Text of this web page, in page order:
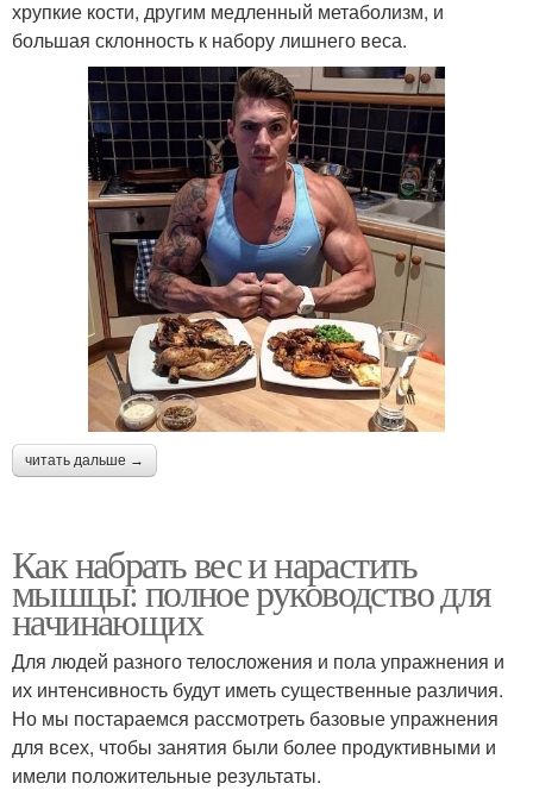
хрупкие кости, другим медленный метаболизм, и
большая склонность к набору лишнего веса.
читать дальше →
Как набрать вес и нарастить
мышцы: полное руководство для
начинающих
Для людей разного телосложения и пола упражнения и
их интенсивность будут иметь существенные различия.
Но мы постараемся рассмотреть базовые упражнения
для всех, чтобы занятия были более продуктивными и
имели положительные результаты.